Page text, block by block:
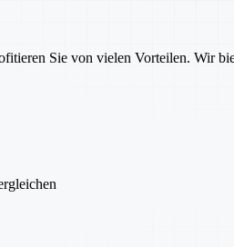
Sie von vielen Vorteilen. Wir